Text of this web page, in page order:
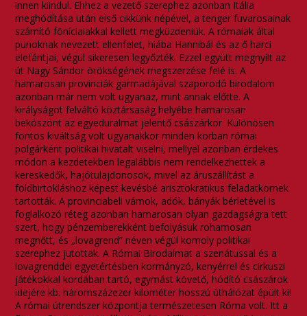
innen kiindul. Ehhez a vezető szerephez azonban Itália
meghódítása után első cikkünk népével, a tenger fuvarosainak
számító föníciaiakkal kellett megküzdeniük. A rómaiak által
punoknak nevezett ellenfelet, hiába Hannibál és az ő harci
elefántjai, végül sikeresen legyőzték. Ezzel együtt megnyílt az
út Nagy Sándor örökségének megszerzése felé is. A
hamarosan provinciák garmadájával szaporodó birodalom
azonban már nem volt ugyanaz, mint annak előtte. A
királyságot felváltó köztársaság helyébe hamarosan
beköszönt az egyeduralmat jelentő császárkor. Különösen
fontos kiváltság volt ugyanakkor minden korban római
polgárként politikai hivatalt viselni, mellyel azonban érdekes
módon a kezdetekben legalábbis nem rendelkezhettek a
kereskedők, hajótulajdonosok, mivel az áruszállítást a
földbirtokláshoz képest kevésbé arisztokratikus feladatkörnek
tartották. A provinciabeli vámok, adók, bányák bérletével is
foglalkozó réteg azonban hamarosan olyan gazdagságra tett
szert, hogy pénzemberekként befolyásuk rohamosan
megnőtt, és „lovagrend” néven végül komoly politikai
szerephez jutottak. A Római Birodalmat a szenátussal és a
lovagrenddel egyetértésben kormányzó, kenyérrel és cirkuszi
játékokkal kordában tartó, egymást követő, hódító császárok
idejére kb. háromszázezer kilométer hosszú úthálózat épült ki!
A római útrendszer központja természetesen Róma volt. Itt a